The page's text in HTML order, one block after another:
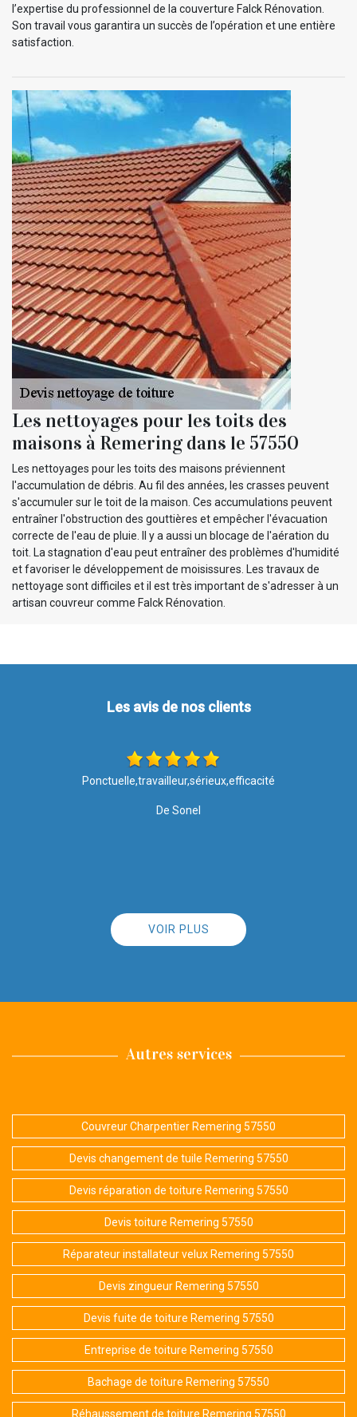
l’expertise du professionnel de la couverture Falck Rénovation.
Son travail vous garantira un succès de l’opération et une entière
satisfaction.
Les nettoyages pour les toits des
maisons à Remering dans le 57550
Les nettoyages pour les toits des maisons préviennent
l'accumulation de débris. Au fil des années, les crasses peuvent
s'accumuler sur le toit de la maison. Ces accumulations peuvent
entraîner l'obstruction des gouttières et empêcher l'évacuation
correcte de l'eau de pluie. Il y a aussi un blocage de l'aération du
toit. La stagnation d'eau peut entraîner des problèmes d'humidité
et favoriser le développement de moisissures. Les travaux de
nettoyage sont difficiles et il est très important de s'adresser à un
artisan couvreur comme Falck Rénovation.
Les avis de nos clients
Le traitement hydrofuge vaut vraiment le coup! Un an après, ma
VOIR PLUS
Autres services
Couvreur Charpentier Remering 57550
Devis changement de tuile Remering 57550
Devis réparation de toiture Remering 57550
Devis toiture Remering 57550
Réparateur installateur velux Remering 57550
Devis zingueur Remering 57550
Devis fuite de toiture Remering 57550
Entreprise de toiture Remering 57550
Bachage de toiture Remering 57550
Réhaussement de toiture Remering 57550